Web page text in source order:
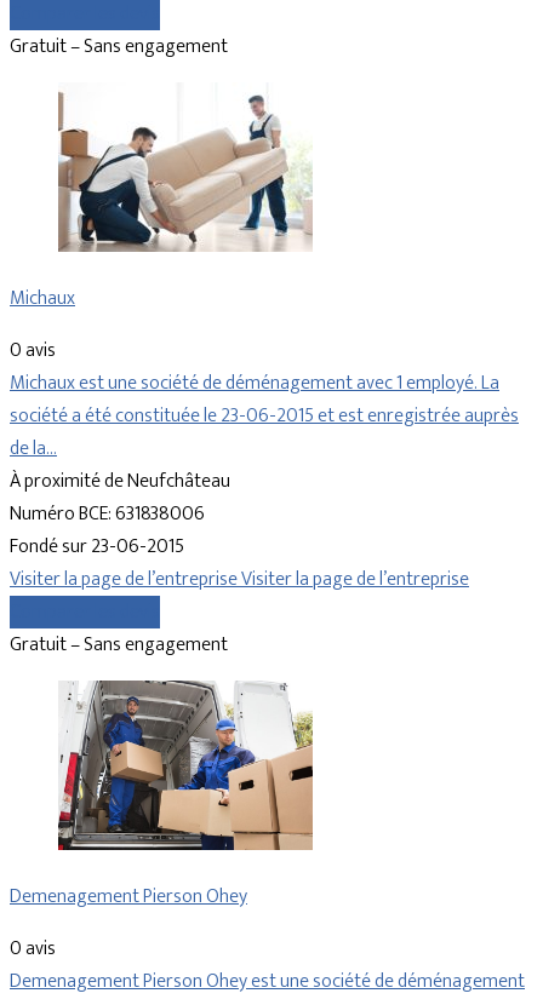
Gratuit – Sans engagement
Michaux
0 avis
Michaux est une société de déménagement avec 1 employé. La
société a été constituée le 23-06-2015 et est enregistrée auprès
de la…
À proximité de Neufchâteau
Numéro BCE: 631838006
Fondé sur 23-06-2015
Visiter la page de l’entrepriseVisiter la page de l’entreprise
Gratuit – Sans engagement
Demenagement Pierson Ohey
0 avis
Demenagement Pierson Ohey est une société de déménagement